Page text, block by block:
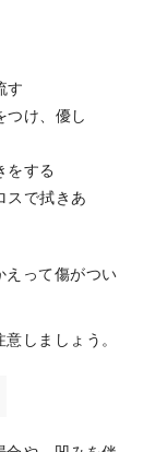
す
つけ、優し
をする
スで拭きあ
えって傷がつい
しましょう。